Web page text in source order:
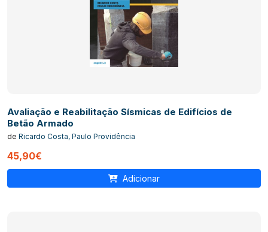
Avaliação e Reabilitação Sísmicas de Edifícios de
Betão Armado
de Ricardo Costa, Paulo Providência
45,90€
Adicionar